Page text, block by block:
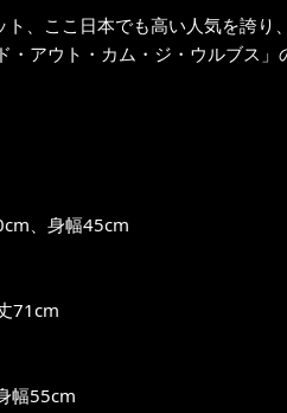
、ここ日本でも高い人気を誇り、
アウト・カム・ジ・ウルブス」
、身幅45cm
71cm
幅55cm